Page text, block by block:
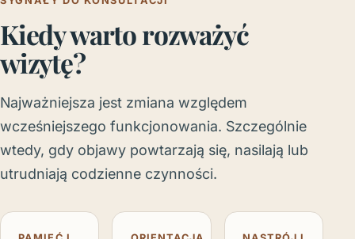
Kiedy warto rozważyć
wizytę?
Najważniejsza jest zmiana względem
wcześniejszego funkcjonowania. Szczególnie
wtedy, gdy objawy powtarzają się, nasilają lub
utrudniają codzienne czynności.